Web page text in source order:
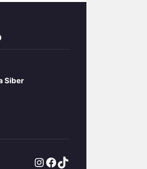
Siber
Instagram
Facebook
TikTok